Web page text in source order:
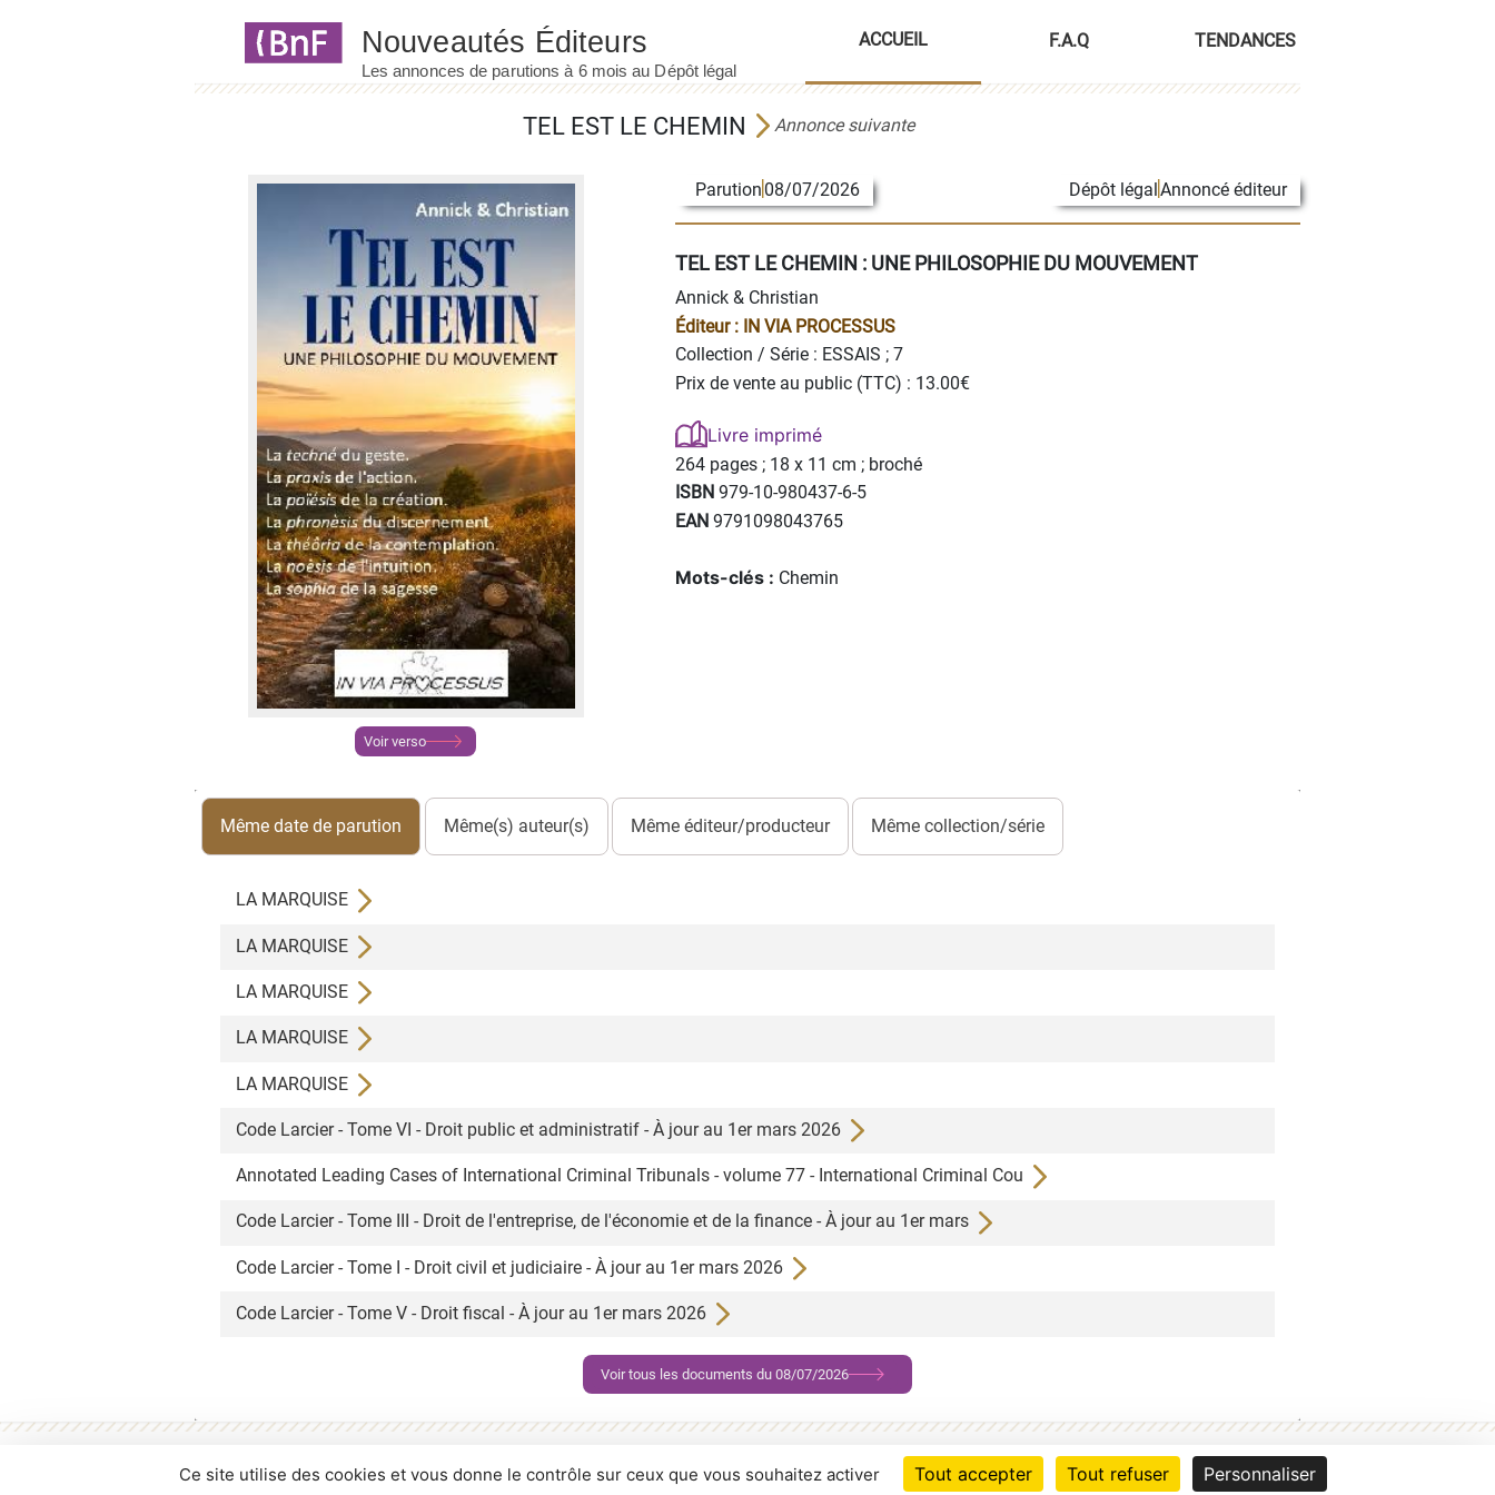
Ce site utilise des cookies et vous donne le contrôle sur ceux que vous souhaitez activer Tout accepter Tout refuser Personnaliser
ACCUEIL F.A.Q TENDANCES
TEL EST LE CHEMIN Annonce suivante
Voir verso
Parution 08/07/2026 Dépôt légalAnnoncé éditeur
TEL EST LE CHEMIN : UNE PHILOSOPHIE DU MOUVEMENT
Annick & Christian
Éditeur : IN VIA PROCESSUS
Collection / Série : ESSAIS ; 7
Prix de vente au public (TTC) : 13.00€
Livre imprimé
264 pages ; 18 x 11 cm ; broché
ISBN 979-10-980437-6-5
EAN 9791098043765
Mots-clés : Chemin
Même date de parution Même(s) auteur(s) Même éditeur/producteur Même collection/série
LA MARQUISE
LA MARQUISE
LA MARQUISE
LA MARQUISE
LA MARQUISE
Code Larcier - Tome VI - Droit public et administratif - À jour au 1er mars 2026
Annotated Leading Cases of International Criminal Tribunals - volume 77 - International Criminal Cou
Code Larcier - Tome III - Droit de l'entreprise, de l'économie et de la finance - À jour au 1er mars
Code Larcier - Tome I - Droit civil et judiciaire - À jour au 1er mars 2026
Code Larcier - Tome V - Droit fiscal - À jour au 1er mars 2026
Voir tous les documents du 08/07/2026
Déclaration d'accessibilité : partiellement conforme © BnF2026